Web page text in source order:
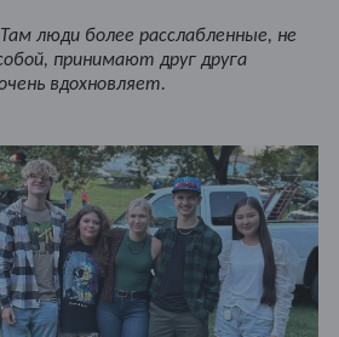
люди более расслабленные, не
принимают друг друга
вдохновляет.